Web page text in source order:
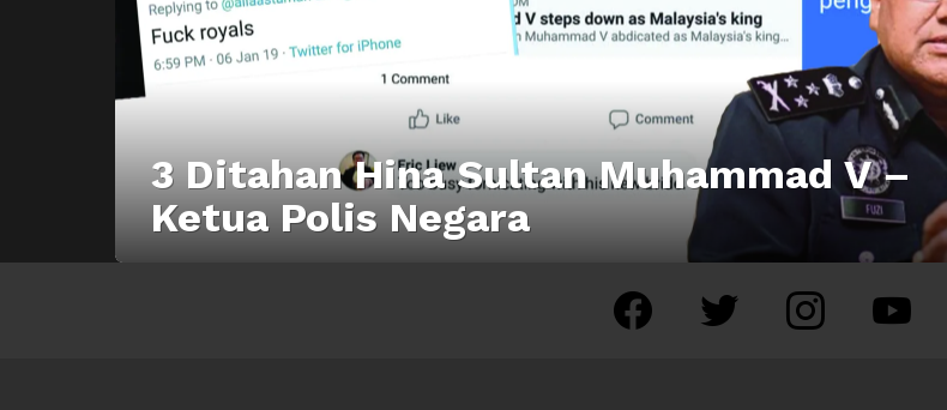
3 Ditahan Hina Sultan Muhammad V –
Ketua Polis Negara
facebook twitter instagram youtube